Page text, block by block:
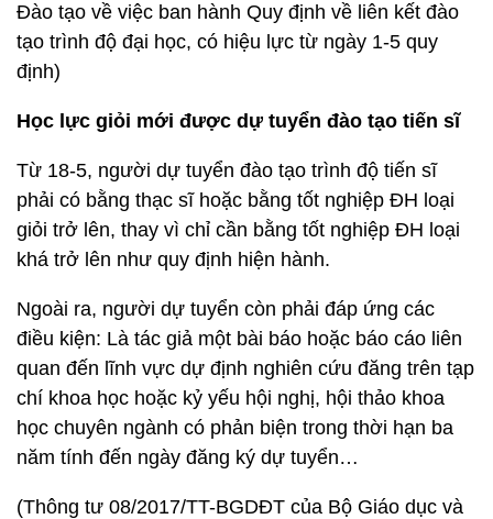
Đào tạo về việc ban hành Quy định về liên kết đào
tạo trình độ đại học, có hiệu lực từ ngày 1-5 quy
định)
Học lực giỏi mới được dự tuyển đào tạo tiến sĩ
Từ 18-5, người dự tuyển đào tạo trình độ tiến sĩ
phải có bằng thạc sĩ hoặc bằng tốt nghiệp ĐH loại
giỏi trở lên, thay vì chỉ cần bằng tốt nghiệp ĐH loại
khá trở lên như quy định hiện hành.
Ngoài ra, người dự tuyển còn phải đáp ứng các
điều kiện: Là tác giả một bài báo hoặc báo cáo liên
quan đến lĩnh vực dự định nghiên cứu đăng trên tạp
chí khoa học hoặc kỷ yếu hội nghị, hội thảo khoa
học chuyên ngành có phản biện trong thời hạn ba
năm tính đến ngày đăng ký dự tuyển…
(Thông tư 08/2017/TT-BGDĐT của Bộ Giáo dục và